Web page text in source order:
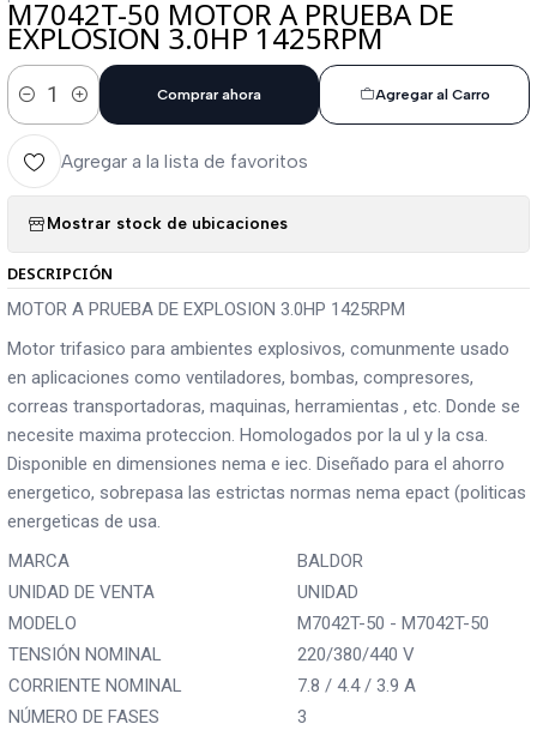
M7042T-50 MOTOR A PRUEBA DE
EXPLOSION 3.0HP 1425RPM
Cantidad
Agregar al Carro
Comprar ahora
Agregar a la lista de favoritos
Mostrar stock de ubicaciones
DESCRIPCIÓN
MOTOR A PRUEBA DE EXPLOSION 3.0HP 1425RPM
Motor trifasico para ambientes explosivos, comunmente usado
en aplicaciones como ventiladores, bombas, compresores,
correas transportadoras, maquinas, herramientas , etc. Donde se
necesite maxima proteccion. Homologados por la ul y la csa.
Disponible en dimensiones nema e iec. Diseñado para el ahorro
energetico, sobrepasa las estrictas normas nema epact (politicas
energeticas de usa.
MARCA
BALDOR
UNIDAD DE VENTA
UNIDAD
MODELO
M7042T-50 - M7042T-50
TENSIÓN NOMINAL
220/380/440 V
CORRIENTE NOMINAL
7.8 / 4.4 / 3.9 A
NÚMERO DE FASES
3